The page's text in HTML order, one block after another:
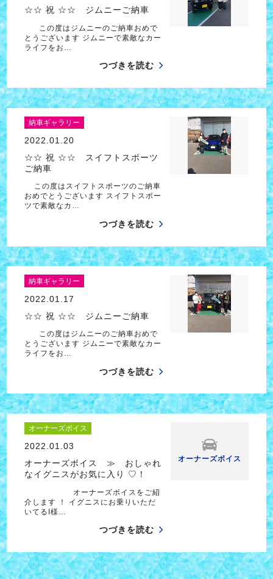
☆☆ 祝 ☆☆ ジムニーご納車
この度はジムニーのご納車おめで
とうございます ジムニーで素敵なカー
ライフをお…
つづきを読む
納車ギャラリー
2022.01.20
☆☆ 祝 ☆☆ スイフトスポーツ
ご納車
この度はスイフトスポーツのご納車
おめでとうございます スイフトスポー
ツで素敵なカ…
つづきを読む
納車ギャラリー
2022.01.17
☆☆ 祝 ☆☆ ジムニーご納車
この度はジムニーのご納車おめで
とうございます ジムニーで素敵なカー
ライフをお…
つづきを読む
オーナーズボイス
2022.01.03
オーナーズボイス ≫ おしゃれ
なイグニスがお気に入り ♡！
オーナーズボイスをご紹
介します ！ イグニスにお乗りいただ
いてるI様…
つづきを読む
オーナーズボイス